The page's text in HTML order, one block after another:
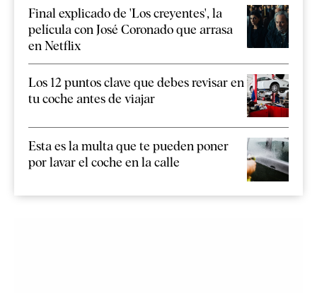
Final explicado de 'Los creyentes', la
película con José Coronado que arrasa
en Netflix
Los 12 puntos clave que debes revisar en
tu coche antes de viajar
Esta es la multa que te pueden poner
por lavar el coche en la calle